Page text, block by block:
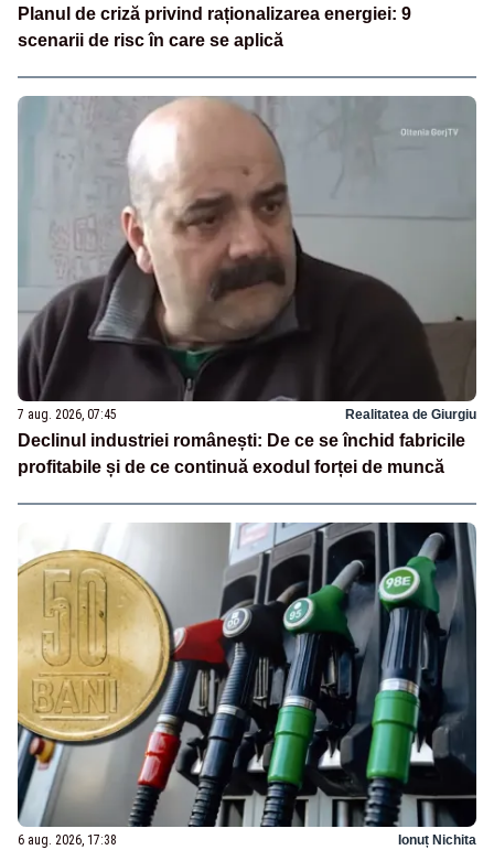
Planul de criză privind raționalizarea energiei: 9
scenarii de risc în care se aplică
7 aug. 2026, 07:45 Realitatea de Giurgiu
Declinul industriei românești: De ce se închid fabricile
profitabile și de ce continuă exodul forței de muncă
6 aug. 2026, 17:38 Ionuț Nichita